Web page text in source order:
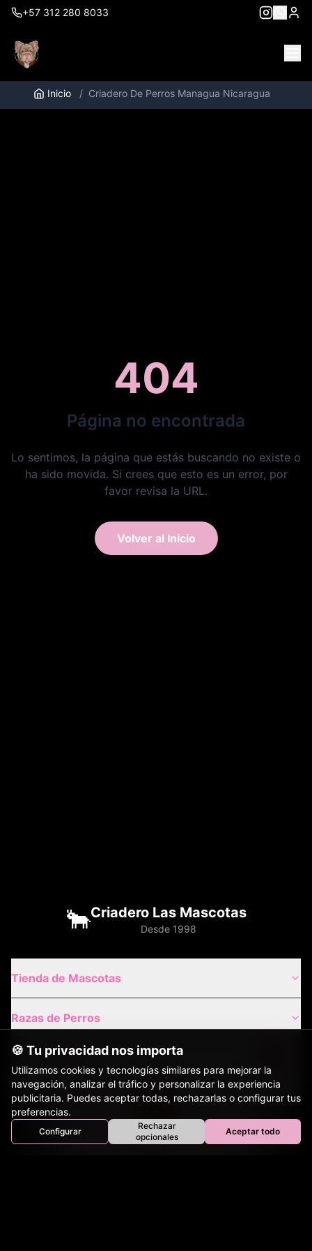
+57 312 280 8033
Inicio / Criadero De Perros Managua Nicaragua
404
Página no encontrada
Lo sentimos, la página que estás buscando no existe o
ha sido movida. Si crees que esto es un error, por
favor revisa la URL.
Volver al Inicio
Inicio Perros Tienda Bovinos Aves
🐂Criadero Las Mascotas
Desde 1998
Tienda de Mascotas
Razas de Perros
Gatos de Raza
Envíos Nacionales
Envíos Internacionales
🍪 Tu privacidad nos importa
Utilizamos cookies y tecnologías similares para mejorar la
navegación, analizar el tráfico y personalizar la experiencia
publicitaria. Puedes aceptar todas, rechazarlas o configurar tus
preferencias.
Configurar
Rechazar
opcionales
Aceptar todo